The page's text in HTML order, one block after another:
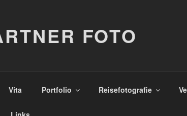
FOTO
Vita Portfolio Reisefotografie